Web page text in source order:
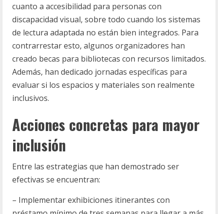
cuanto a accesibilidad para personas con
discapacidad visual, sobre todo cuando los sistemas
de lectura adaptada no están bien integrados. Para
contrarrestar esto, algunos organizadores han
creado becas para bibliotecas con recursos limitados.
Además, han dedicado jornadas específicas para
evaluar si los espacios y materiales son realmente
inclusivos.
Acciones concretas para mayor
inclusión
Entre las estrategias que han demostrado ser
efectivas se encuentran:
– Implementar exhibiciones itinerantes con